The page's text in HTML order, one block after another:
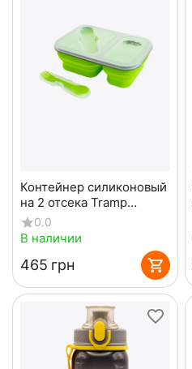
Контейнер силиконовый
на 2 отсека Tramp
(900ml) с ловилкой olive
0.0
В наличии
‍465‍ грн